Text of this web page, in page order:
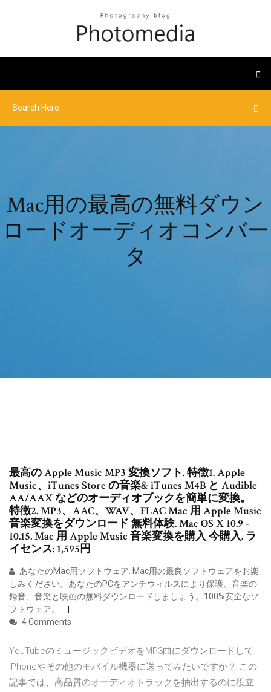
Mac用の最高の無料ダウン
ロードオーディオコンバー
タ
最高の Apple Music MP3 変換ソフト. 特徴1. Apple
Music、iTunes Store の音楽& iTunes M4B と Audible
AA/AAX などのオーディオブックを簡単に変換。
特徴2. MP3、AAC、WAV、FLAC Mac 用 Apple Music
音楽変換をダウンロード 無料体験. Mac OS X 10.9 -
10.15. Mac 用 Apple Music 音楽変換を購入 今購入. ラ
イセンス: 1,595円
あなたのMac用ソフトウェア. Mac用の最良ソフトウェアをお楽
しみください。あなたのPCをアンチウィルスにより保護、音楽の
録音、音楽と映画の無料ダウンロードしましょう。100%安全なソ
フトウェア。
4 Comments
YouTubeのミュージックビデオをMP3曲にダウンロードして
iPhoneやその他のモバイル機器に送ってみたいですか？ この
記事では、高品質のオーディオトラックを抽出するのに役立